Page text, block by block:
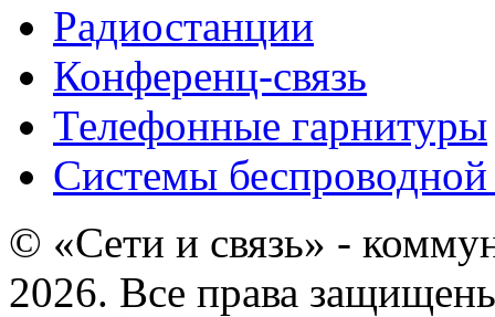
Радиостанции
Конференц-связь
Телефонные гарнитуры
Системы беспроводной
© «Сети и связь» -
2026. Все права